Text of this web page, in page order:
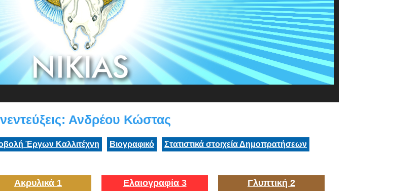
Ανδρέου Κώστας
Έργων Καλλιτέχνη Βιογραφικό Στατιστικά στοιχεία Δημοπρατήσεων
Ακρυλικά 1 Ελαιογραφία 3 Γλυπτική 2